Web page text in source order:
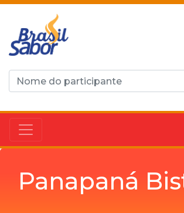
Panapaná